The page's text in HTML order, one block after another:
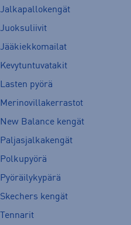
Jalkapallokengät
Juoksuliivit
Jääkiekkomailat
Kevytuntuvatakit
Lasten pyörä
Merinovillakerrastot
New Balance kengät
Paljasjalkakengät
Polkupyörä
Pyöräilykypärä
Skechers kengät
Tennarit